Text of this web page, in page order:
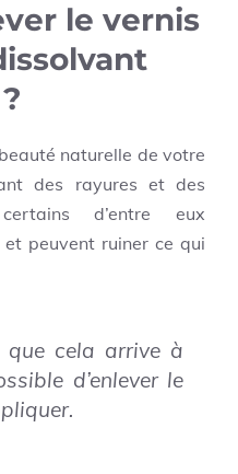
le vernis
naturelle de votre
des rayures et des
d’entre eux
peuvent ruiner ce qui
que cela arrive à
d’enlever le